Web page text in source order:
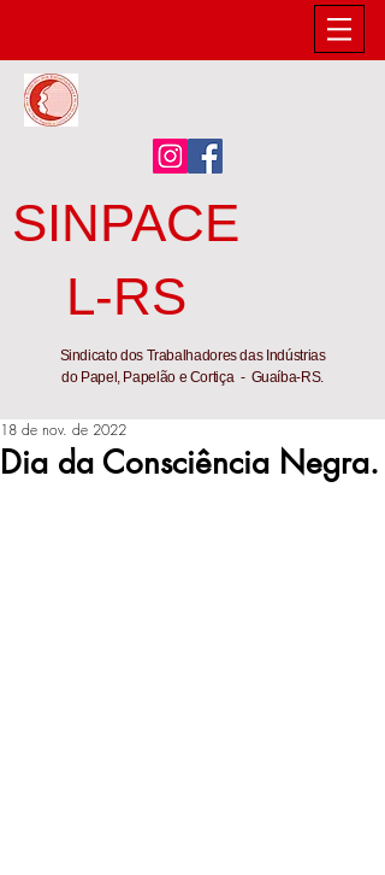
SINPACE
L-RS
Sindicato dos Trabalhadores das Indústrias
do Papel, Papelão e Cortiça - Guaíba-RS.
Dia da Consciência Negra.
18 de nov. de 2022